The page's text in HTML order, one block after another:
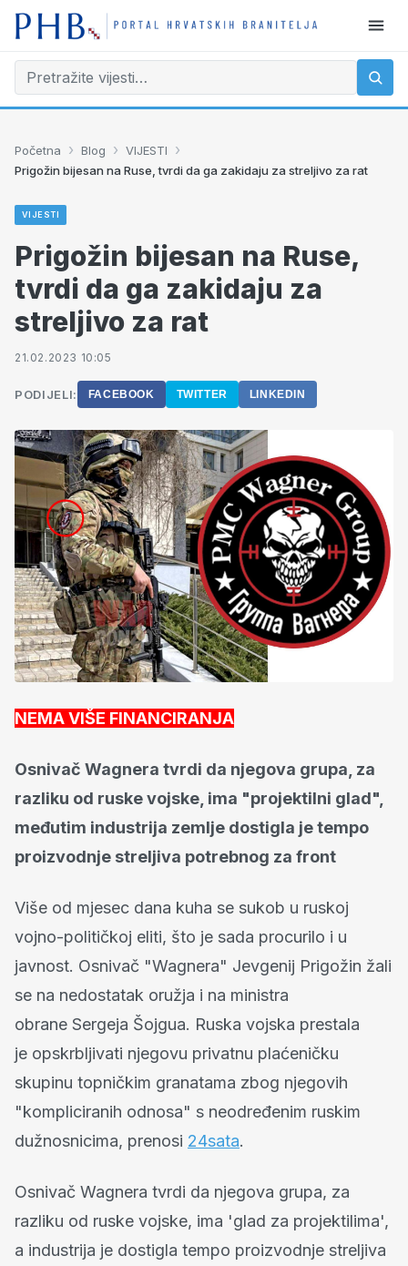
Početna › Blog › VIJESTI ›
Prigožin bijesan na Ruse, tvrdi da ga zakidaju za streljivo za rat
VIJESTI
Prigožin bijesan na Ruse,
tvrdi da ga zakidaju za
streljivo za rat
21.02.2023 10:05
PODIJELI: FACEBOOK TWITTER LINKEDIN
NEMA VIŠE FINANCIRANJA
Osnivač Wagnera tvrdi da njegova grupa, za
razliku od ruske vojske, ima "projektilni glad",
međutim industrija zemlje dostigla je tempo
proizvodnje streljiva potrebnog za front
Više od mjesec dana kuha se sukob u ruskoj
vojno-političkoj eliti, što je sada procurilo i u
javnost. Osnivač "Wagnera" Jevgenij Prigožin žali
se na nedostatak oružja i na ministra
obrane Sergeja Šojgua. Ruska vojska prestala
je opskrbljivati njegovu privatnu plaćeničku
skupinu topničkim granatama zbog njegovih
"kompliciranih odnosa" s neodređenim ruskim
dužnosnicima, prenosi 24sata.
Osnivač Wagnera tvrdi da njegova grupa, za
razliku od ruske vojske, ima 'glad za projektilima',
a industrija je dostigla tempo proizvodnje streljiva